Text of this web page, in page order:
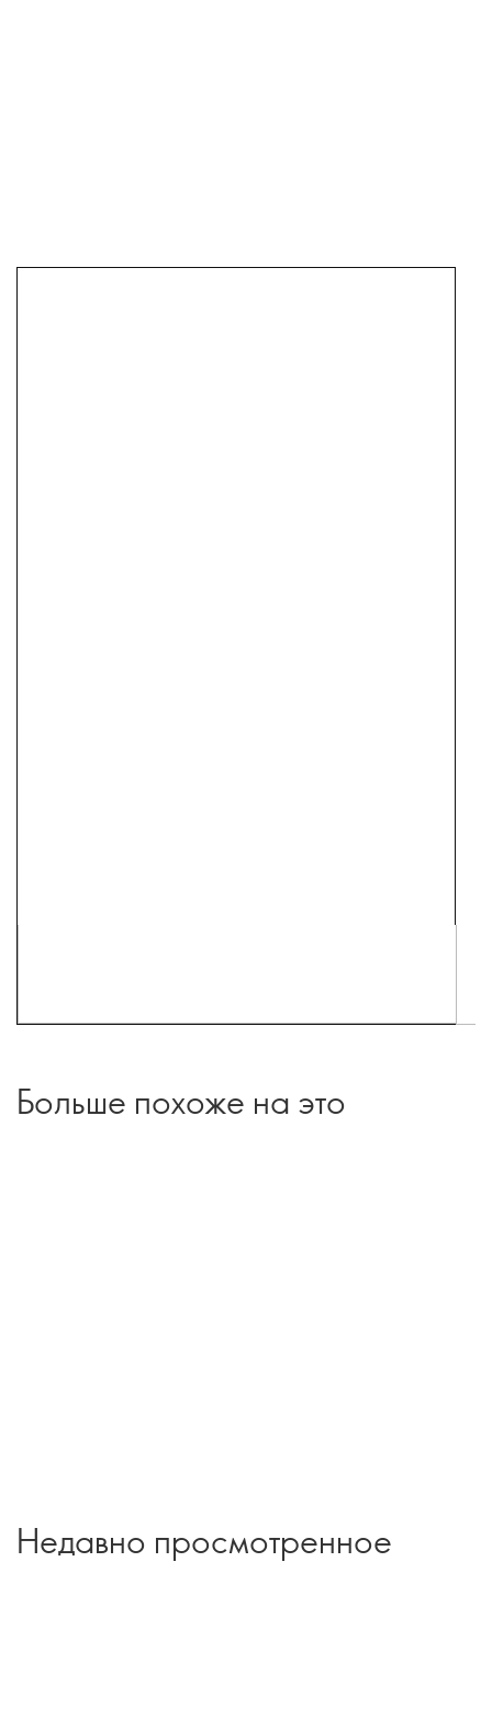
Больше похоже на это
Недавно просмотренное